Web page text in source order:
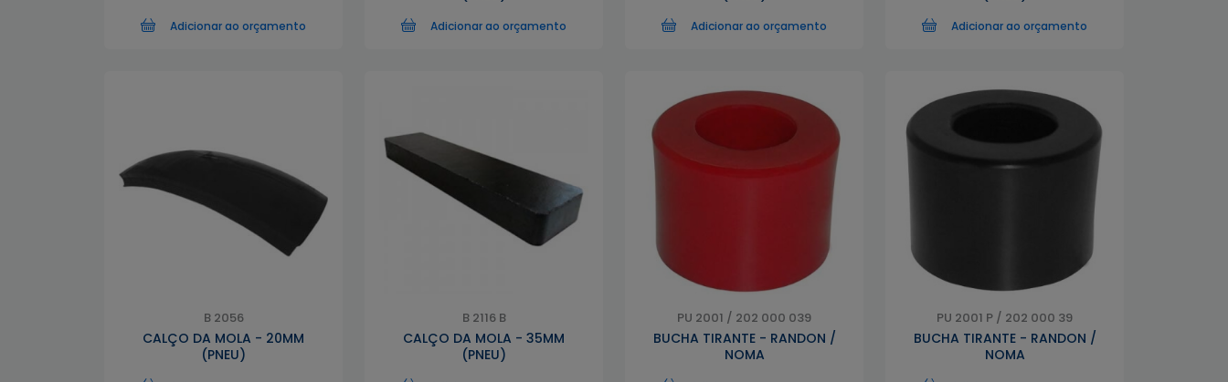
Adicionar ao orçamento Adicionar ao orçamento Adicionar ao orçamento Adicionar ao orçamento
B 2056
CALÇO DA MOLA - 20MM
(PNEU)
B 2116 B
CALÇO DA MOLA - 35MM
(PNEU)
PU 2001 / 202 000 039
BUCHA TIRANTE - RANDON /
NOMA
PU 2001 P / 202 000 39
BUCHA TIRANTE - RANDON /
NOMA